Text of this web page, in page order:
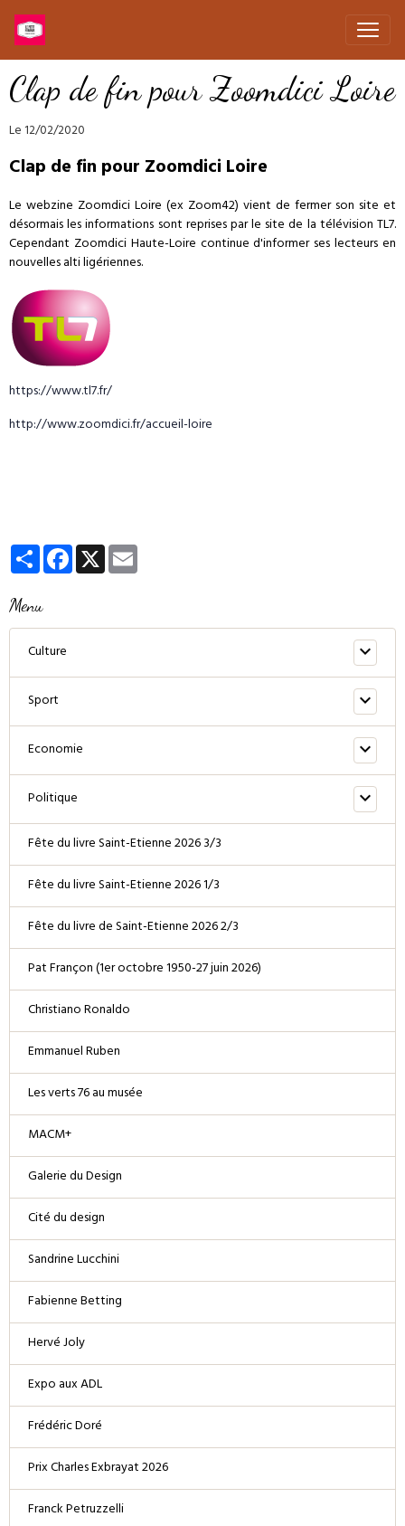
Clap de fin pour Zoomdici Loire
Le 12/02/2020
Clap de fin pour Zoomdici Loire
Le webzine Zoomdici Loire (ex Zoom42) vient de fermer son site et
désormais les informations sont reprises par le site de la télévision TL7.
Cependant Zoomdici Haute-Loire continue d'informer ses lecteurs en
nouvelles alti ligériennes.
https://www.tl7.fr/
http://www.zoomdici.fr/accueil-loire
PartagerFacebook
X
Menu
Culture
Sport
Economie
Politique
Fête du livre Saint-Etienne 2026 3/3
Fête du livre Saint-Etienne 2026 1/3
Fête du livre de Saint-Etienne 2026 2/3
Pat Françon (1er octobre 1950-27 juin 2026)
Christiano Ronaldo
Emmanuel Ruben
Les verts 76 au musée
MACM+
Galerie du Design
Cité du design
Sandrine Lucchini
Fabienne Betting
Hervé Joly
Expo aux ADL
Frédéric Doré
Prix Charles Exbrayat 2026
Franck Petruzzelli